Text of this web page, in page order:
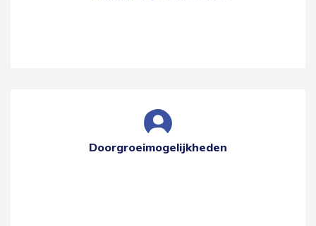
Doorgroeimogelijkheden